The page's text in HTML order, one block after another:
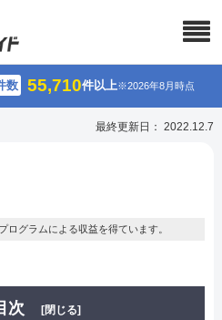
数 55,710件以上※2026年8月時点
最終更新日： 2022.12.7
グラムによる収益を得ています。
次 [閉じる]